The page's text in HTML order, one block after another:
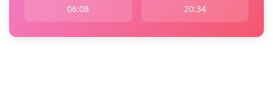
06:08 20:34